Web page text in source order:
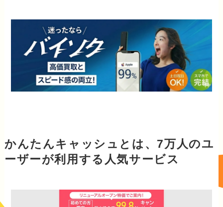
かんたんキャッシュとは、7万人のユ
ーザーが利用する人気サービス